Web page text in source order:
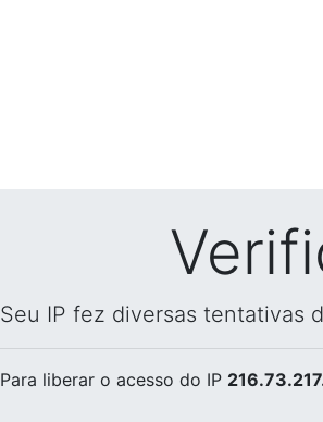
Seu IP fez diversas tentativas
Para liberar o acesso do IP